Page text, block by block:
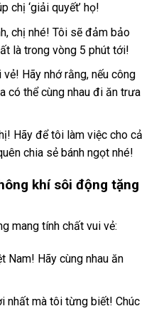
chị ‘giải quyết’ họ!
chị nhé! Tôi sẽ đảm bảo
là trong vòng 5 phút tới!
Hãy nhớ rằng, nếu công
có thể cùng nhau đi ăn trưa
Hãy để tôi làm việc cho cả
chia sẻ bánh ngọt nhé!
khí sôi động tặng
mang tính chất vui vẻ:
Nam! Hãy cùng nhau ăn
nhất mà tôi từng biết! Chúc